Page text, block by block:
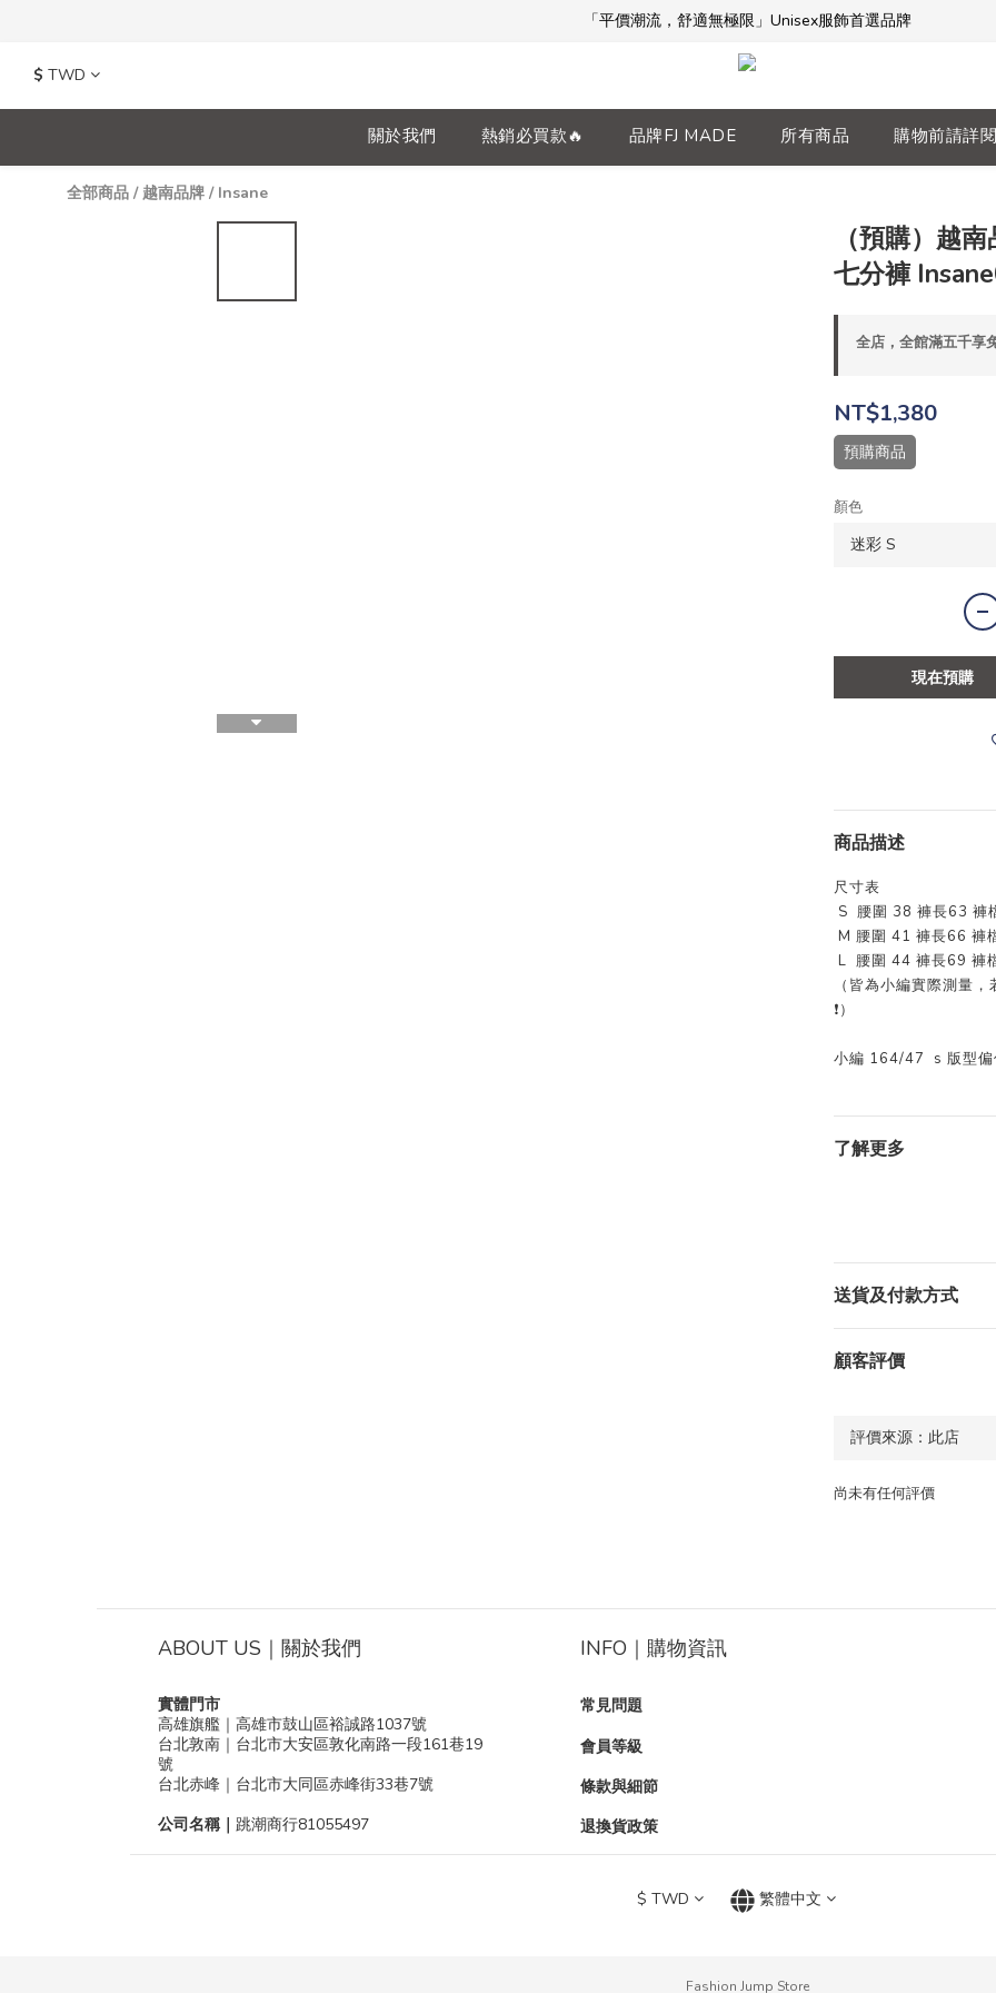
「平價潮流，舒適無極限」Unisex服飾首選品牌
「平價潮流，舒適無極限」Unisex服飾首選品牌
本週限時開團🔥
全館滿$5000免運！加入會員享更多優惠及折扣
「平價潮流，舒適無極限」Unisex服飾首選品牌
$ TWD
關於我們 熱銷必買款🔥 品牌FJ MADE 所有商品 購物前請詳閱
全部商品 /越南品牌 / Insane
（預購）越
七分褲
全店，全館滿五千享
NT$1,380
預購商品
顏色
現在預購
商品描述
尺寸表
S 腰圍 38 褲長63
M 腰圍 41 褲長66
L 腰圍 44 褲長69 褲
（皆為小編實際測量
❗️）
小編 164/47 s 版型偏
了解更多
送貨及付款方式
顧客評價
尚未有任何評價
ABOUT US｜關於我們
實體門市
高雄旗艦｜高雄市鼓山區裕誠路1037號
台北敦南｜台北市大安區敦化南路一段161巷19
號
台北赤峰｜台北市大同區赤峰街33巷7號
公司名稱｜ 跳潮商行81055497
INFO｜購物資訊
常見問題
會員等級
條款與細節
退換貨政策
$ TWD 繁體中文
Fashion Jump Store